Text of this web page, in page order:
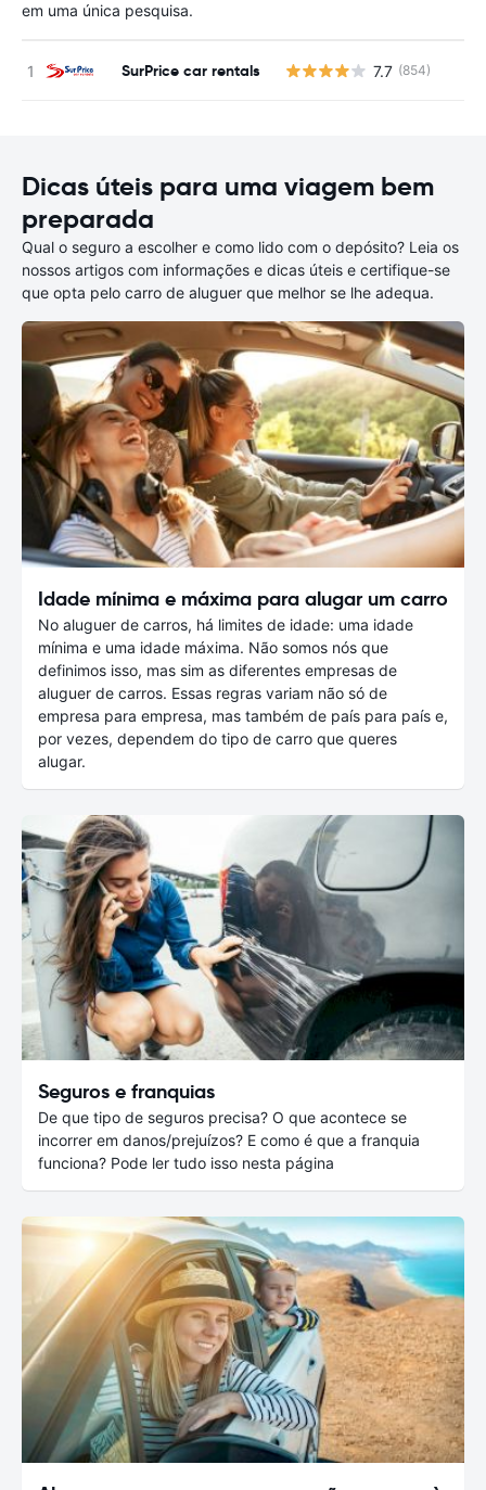
em uma única pesquisa.
SurPrice car rentals 7.7 (854)
Dicas úteis para uma viagem bem
preparada
Qual o seguro a escolher e como lido com o depósito? Leia os
nossos artigos com informações e dicas úteis e certifique-se
que opta pelo carro de aluguer que melhor se lhe adequa.
Idade mínima e máxima para alugar um carro
No aluguer de carros, há limites de idade: uma idade
mínima e uma idade máxima. Não somos nós que
definimos isso, mas sim as diferentes empresas de
aluguer de carros. Essas regras variam não só de
empresa para empresa, mas também de país para país e,
por vezes, dependem do tipo de carro que queres
alugar.
Seguros e franquias
De que tipo de seguros precisa? O que acontece se
incorrer em danos/prejuízos? E como é que a franquia
funciona? Pode ler tudo isso nesta página